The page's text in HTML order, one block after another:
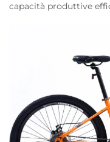
capacità produttive